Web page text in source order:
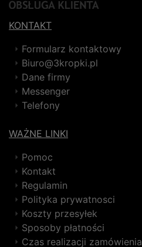
KONTAKT
Formularz kontaktowy
Biuro@3kropki.pl
Dane firmy
Messenger
Telefony
WAŻNE LINKI
Pomoc
Kontakt
Regulamin
Polityka prywatnosci
Koszty przesyłek
Sposoby płatności
Czas realizacji zamówienia